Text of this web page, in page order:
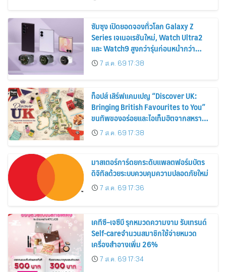
2569
ซัมซุง เปิดยอดจองทั่วโลก Galaxy Z
Series เจเนอเรชันใหม่, Watch Ultra2
และ Watch9 สูงกว่ารุ่นก่อนหน้ากว่า
30%7 ส.ค. 69 17:38
ท็อปส์ เสิร์ฟแคมเปญ “Discover UK:
Bringing British Favourites to You”
ขนทัพของอร่อยและไอเท็มฮิตจากสหราช
อาณาจักร ส่งตรงถึงมือตั้งแต่วันนี้ – 18
สิงหาคมนี้
7 ส.ค. 69 17:38
มาสเตอร์การ์ดยกระดับแพลตฟอร์มบัตร
ดิจิทัลด้วยระบบควบคุมความปลอดภัยใหม่
7 ส.ค. 69 17:36
เคทีซี–เจซีบี รุกหมวดความงาม รับเทรนด์
Self-careจำนวนสมาชิกใช้จ่ายหมวด
เครื่องสำอางเพิ่ม 26%
7 ส.ค. 69 17:34